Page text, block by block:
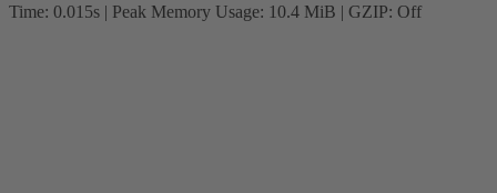
Time: 0.015s | Peak Memory Usage: 10.4 MiB | GZIP: Off